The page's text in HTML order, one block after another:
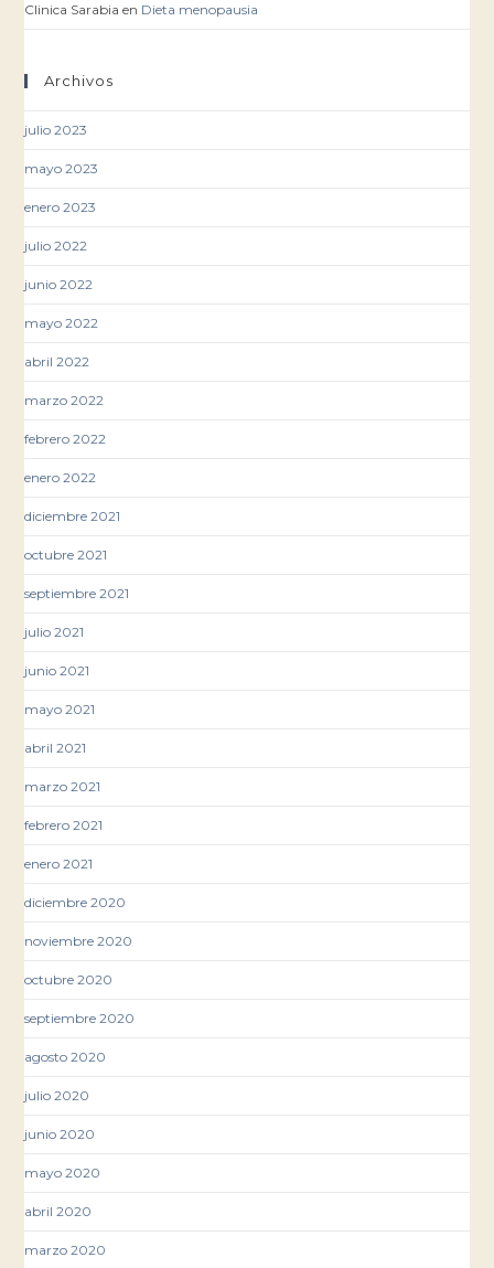
Clinica Sarabia en Dieta menopausia
Archivos
julio 2023
mayo 2023
enero 2023
julio 2022
junio 2022
mayo 2022
abril 2022
marzo 2022
febrero 2022
enero 2022
diciembre 2021
octubre 2021
septiembre 2021
julio 2021
junio 2021
mayo 2021
abril 2021
marzo 2021
febrero 2021
enero 2021
diciembre 2020
noviembre 2020
octubre 2020
septiembre 2020
agosto 2020
julio 2020
junio 2020
mayo 2020
abril 2020
marzo 2020